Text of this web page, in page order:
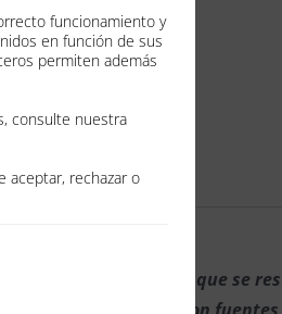
conómica, por la que se
funcionamiento y
en función de sus
permiten además
consulte nuestra
aceptar, rechazar o